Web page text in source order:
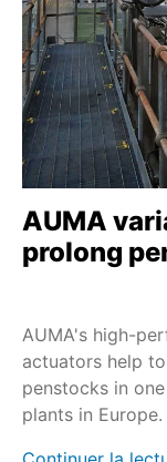
Service -
Extreme
Service -
Profinet
Profibus
SA et LE
PROFOX-M
SA et GHT
SA et GK
SAR-UW
SAEx
SAVEx
SVM/SVMR
TIGRON-M
AUMA
prolong
AUMA's high-
actuators help
penstocks in
plants in Europe.